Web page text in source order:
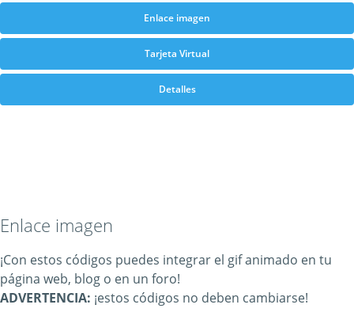
Enlace imagen
Tarjeta Virtual
Detalles
Enlace imagen
¡Con estos códigos puedes integrar el gif animado en tu
página web, blog o en un foro!
ADVERTENCIA: ¡estos códigos no deben cambiarse!